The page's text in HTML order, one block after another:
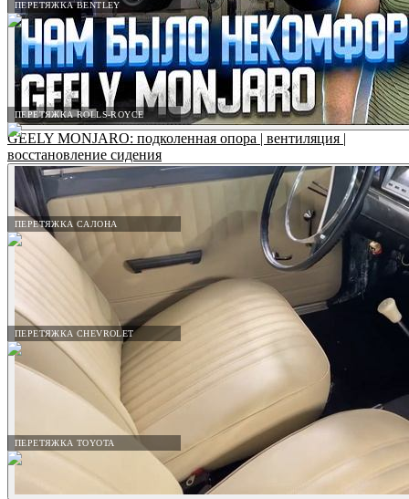
ПЕРЕТЯЖКА BENTLEY
ПЕРЕТЯЖКА ROLLS-ROYCE
ПЕРЕТЯЖКА САЛОНА
ПЕРЕТЯЖКА CHEVROLET
ПЕРЕТЯЖКА TOYOTA
GEELY MONJARO: подколенная опора | вентиляция |
восстановление сидения